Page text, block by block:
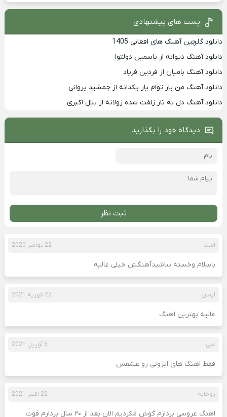
پست های پیشنهادی
دانلود گلچین آهنگ های افغانی 1405
دانلود آهنگ دیوانه از یاسمین دولتوا
دانلود آهنگ بامیان از فردین فریاد
دانلود آهنگ من یار توام یار یکدانه از جمشید پروانی
دانلود آهنگ دل به تار زلفت شده زولانه از بلال اکبری
دیدگاه خود را بگذارید
ثبت نظر
امید 22 نوامبر 2020
باسلام وخسته نباشیدآهنگش خیلی عالیه
ایمان 22 فوریه 2021
عالیه بهترین اهنگ
علی 5 آوریل 2021
فقط اهنگ های ایرونی رو عشقس
روحاله 22 اکتبر 2021
اهنگ عروسی بردارم گوش مکردیم الان بعد از ۲۰ سال بردارم فوت